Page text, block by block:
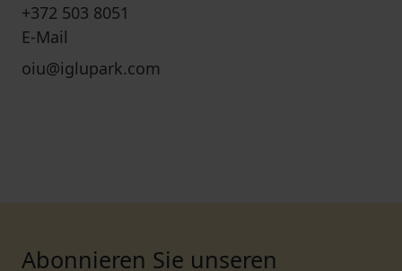
+372 503 8051
E-Mail
oiu@iglupark.com
Abonnieren Sie unseren